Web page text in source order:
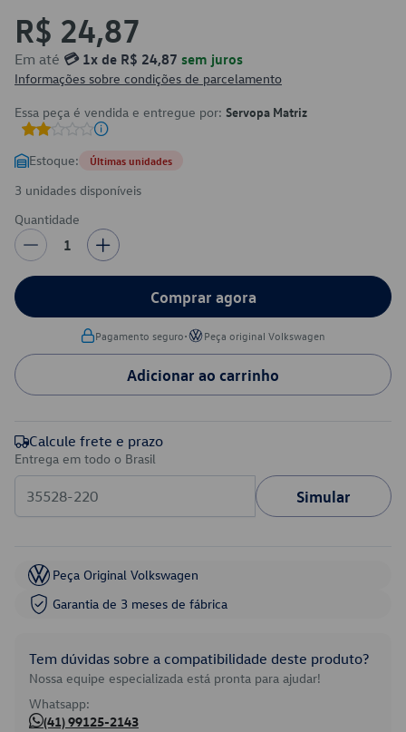
R$ 24,87
Em até 💳 1x de R$ 24,87 sem juros
Informações sobre condições de parcelamento
Essa peça é vendida e entregue por: Servopa Matriz
Estoque: Últimas unidades
3 unidades disponíveis
Quantidade
1
Comprar agora
Pagamento seguro• Peça original Volkswagen
Adicionar ao carrinho
Calcule frete e prazo
Entrega em todo o Brasil
Simular
Peça Original Volkswagen
Garantia de 3 meses de fábrica
Tem dúvidas sobre a compatibilidade deste produto?
Nossa equipe especializada está pronta para ajudar!
Whatsapp:
(41) 99125-2143